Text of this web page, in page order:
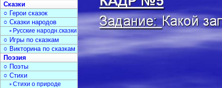
Сказки
○ Герои сказок
○ Сказки народов
▫ Русские народн.сказки
○ Игры по сказкам
○ Викторина по сказкам
Поэзия
○ Поэты
○ Стихи
▫ Стихи о природе